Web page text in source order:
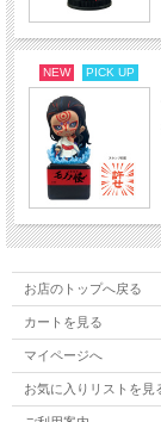
NEW PICK UP
お店のトップへ戻る
カートを見る
マイページへ
お気に入りリストを見